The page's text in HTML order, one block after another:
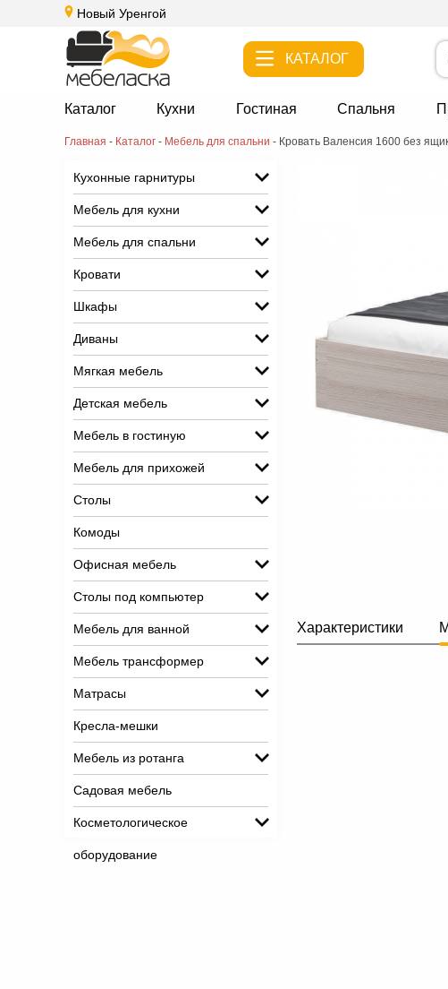
Новый Уренгой
КАТАЛОГ
Каталог Кухни Гостиная Спальня
Главная - Каталог - Мебель для спальни - Кровать Валенсия 1600 без
Кухонные гарнитуры
Мебель для кухни
Мебель для спальни
Кровати
Шкафы
Диваны
Мягкая мебель
Детская мебель
Мебель в гостиную
Мебель для прихожей
Столы
Комоды
Офисная мебель
Столы под компьютер
Мебель для ванной
Мебель трансформер
Матрасы
Кресла-мешки
Мебель из ротанга
Садовая мебель
Косметологическое
оборудование
Характеристики